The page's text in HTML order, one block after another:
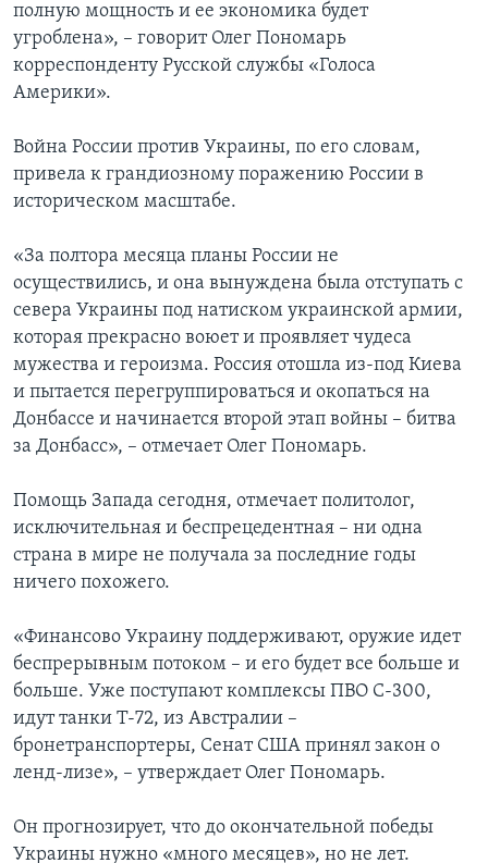
полную мощность и ее экономика будет
угроблена», – говорит Олег Пономарь
корреспонденту Русской службы «Голоса
Америки».
Война России против Украины, по его словам,
привела к грандиозному поражению России в
историческом масштабе.
«За полтора месяца планы России не
осуществились, и она вынуждена была отступать с
севера Украины под натиском украинской армии,
которая прекрасно воюет и проявляет чудеса
мужества и героизма. Россия отошла из-под Киева
и пытается перегруппироваться и окопаться на
Донбассе и начинается второй этап войны – битва
за Донбасс», – отмечает Олег Пономарь.
Помощь Запада сегодня, отмечает политолог,
исключительная и беспрецедентная – ни одна
страна в мире не получала за последние годы
ничего похожего.
«Финансово Украину поддерживают, оружие идет
беспрерывным потоком – и его будет все больше и
больше. Уже поступают комплексы ПВО С-300,
идут танки Т-72, из Австралии –
бронетранспортеры, Сенат США принял закон о
ленд-лизе», – утверждает Олег Пономарь.
Он прогнозирует, что до окончательной победы
Украины нужно «много месяцев», но не лет.